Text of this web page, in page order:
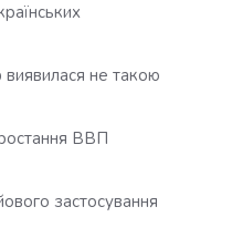
не такою
ВВП
застосування